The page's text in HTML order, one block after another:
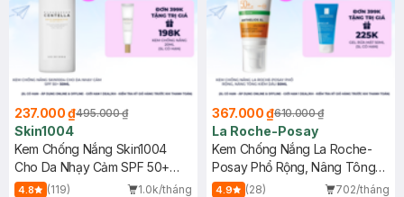
237.000 ₫495.000 ₫
Skin1004
Kem Chống Nắng Skin1004
Cho Da Nhạy Cảm SPF 50+
50ml
4.8 (119)
1.0k/tháng
367.000 ₫610.000 ₫
La Roche-Posay
Kem Chống Nắng La Roche-
Posay Phổ Rộng, Nâng Tông
Kiềm Dầu 50ml
4.9 (28)
702/tháng